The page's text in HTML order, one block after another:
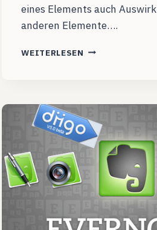
eines Elements auch
anderen Elemente….
WEITERLESEN FEVER
NEUE
PLN